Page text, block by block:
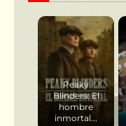
Peaky
Blinders: El
hombre
inmortal...